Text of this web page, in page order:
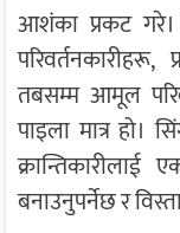
आशंका प्रकट गरे।
तबसम्म आमूल
पाइला मात्र हो।
बनाउनुपर्नेछ र